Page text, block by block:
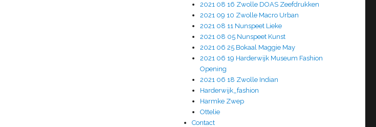
2021 08 16 Zwolle DOAS Zeefdrukken
2021 09 10 Zwolle Macro Urban
2021 08 11 Nunspeet Lieke
2021 08 05 Nunspeet Kunst
2021 06 25 Bokaal Maggie May
2021 06 19 Harderwijk Museum Fashion
Opening
2021 06 18 Zwolle Indian
Harderwijk_fashion
Harmke Zwep
Ottelie
Contact